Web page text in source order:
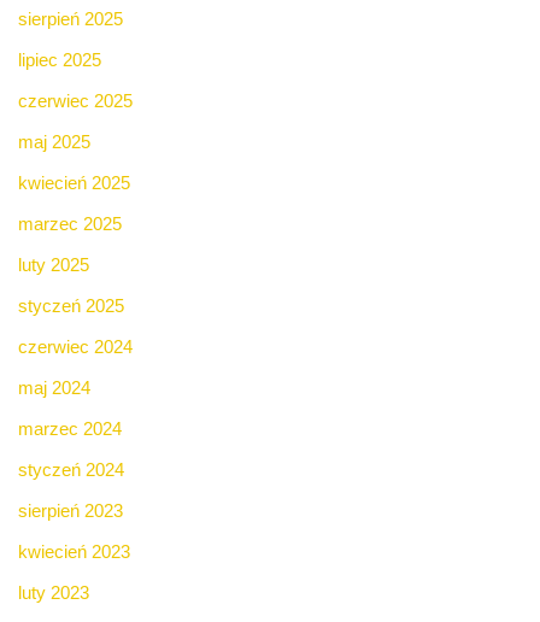
sierpień 2025
lipiec 2025
czerwiec 2025
maj 2025
kwiecień 2025
marzec 2025
luty 2025
styczeń 2025
czerwiec 2024
maj 2024
marzec 2024
styczeń 2024
sierpień 2023
kwiecień 2023
luty 2023